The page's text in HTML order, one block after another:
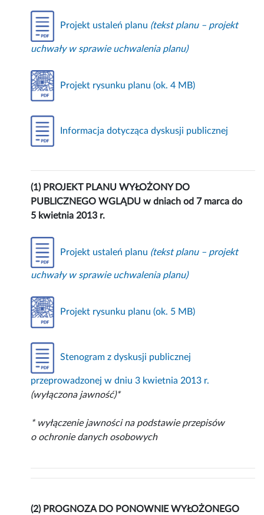
Projekt ustaleń planu (tekst planu – projekt
uchwały w sprawie uchwalenia planu)
Projekt rysunku planu (ok. 4 MB)
Informacja dotycząca dyskusji publicznej
(1) PROJEKT PLANU WYŁOŻONY DO
PUBLICZNEGO WGLĄDU w dniach od 7 marca do
5 kwietnia 2013 r.
Projekt ustaleń planu (tekst planu – projekt
uchwały w sprawie uchwalenia planu)
Projekt rysunku planu (ok. 5 MB)
Stenogram z dyskusji publicznej
przeprowadzonej w dniu 3 kwietnia 2013 r.
(wyłączona jawność)*
* wyłączenie jawności na podstawie przepisów
o ochronie danych osobowych
(2) PROGNOZA DO PONOWNIE WYŁOŻONEGO